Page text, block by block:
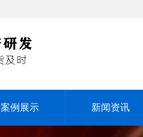
案例展示 新闻资讯